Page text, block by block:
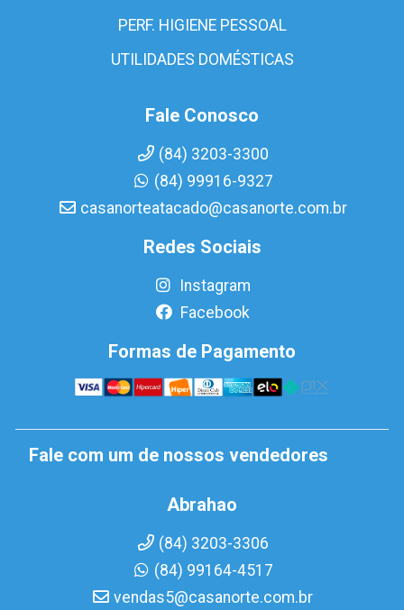
PERF. HIGIENE PESSOAL
UTILIDADES DOMÉSTICAS
Fale Conosco
(84) 3203-3300
(84) 99916-9327
casanorteatacado@casanorte.com.br
Redes Sociais
Instagram
Facebook
Formas de Pagamento
Fale com um de nossos vendedores
Abrahao
(84) 3203-3306
(84) 99164-4517
vendas5@casanorte.com.br